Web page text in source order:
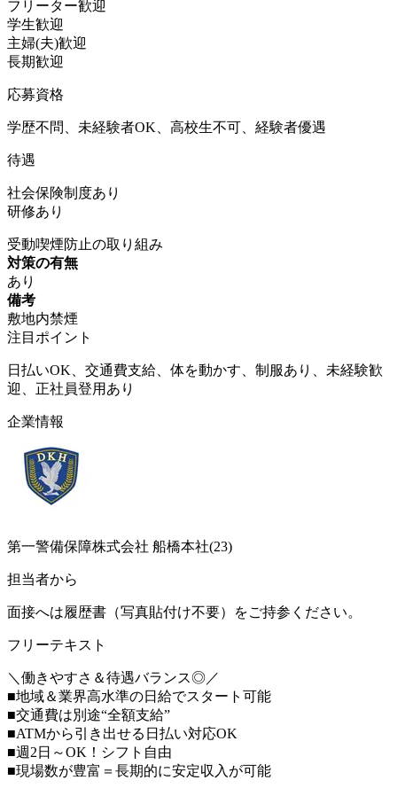
フリーター歓迎
学生歓迎
主婦(夫)歓迎
長期歓迎
応募資格
学歴不問、未経験者OK、高校生不可、経験者優遇
待遇
社会保険制度あり
研修あり
受動喫煙防止の取り組み
対策の有無
あり
備考
敷地内禁煙
注目ポイント
日払いOK、交通費支給、体を動かす、制服あり、未経験歓
迎、正社員登用あり
企業情報
第一警備保障株式会社 船橋本社(23)
担当者から
面接へは履歴書（写真貼付け不要）をご持参ください。
フリーテキスト
＼働きやすさ＆待遇バランス◎／
■地域＆業界高水準の日給でスタート可能
■交通費は別途“全額支給”
■ATMから引き出せる日払い対応OK
■週2日～OK！シフト自由
■現場数が豊富＝長期的に安定収入が可能